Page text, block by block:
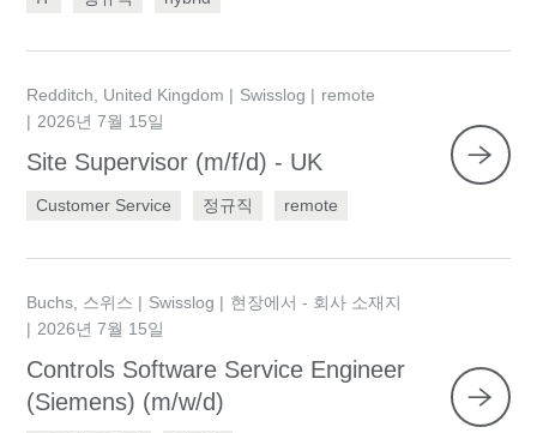
Redditch, United Kingdom Swisslog
remote
2026년 7월 15일
Site Supervisor (m/f/d) - UK
Customer Service 정규직 remote
Buchs, 스위스 Swisslog
현장에서 - 회사 소재지
2026년 7월 15일
Controls Software Service Engineer
(Siemens) (m/w/d)